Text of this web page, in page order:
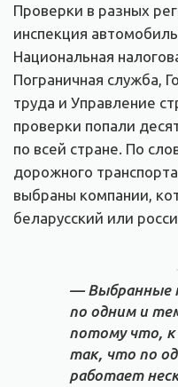
Проверки в разных
инспекция
Национальная
Пограничная служба,
труда и Управление
проверки попали
по всей стране. По
дорожного транспорта
выбраны компании,
беларусский или
— Выбранные
по одним и
потому что,
так, что по
работает